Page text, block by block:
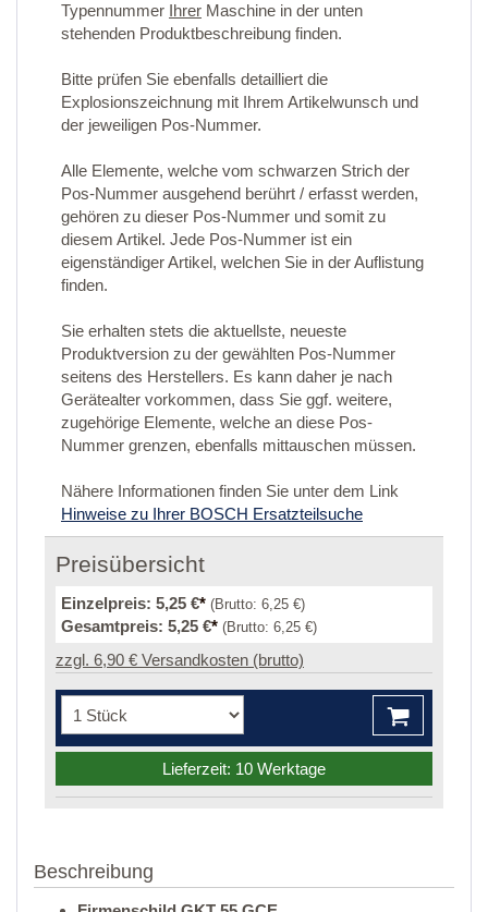
Typennummer Ihrer Maschine in der unten
stehenden Produktbeschreibung finden.
Bitte prüfen Sie ebenfalls detailliert die
Explosionszeichnung mit Ihrem Artikelwunsch und
der jeweiligen Pos-Nummer.
Alle Elemente, welche vom schwarzen Strich der
Pos-Nummer ausgehend berührt / erfasst werden,
gehören zu dieser Pos-Nummer und somit zu
diesem Artikel. Jede Pos-Nummer ist ein
eigenständiger Artikel, welchen Sie in der Auflistung
finden.
Sie erhalten stets die aktuellste, neueste
Produktversion zu der gewählten Pos-Nummer
seitens des Herstellers. Es kann daher je nach
Gerätealter vorkommen, dass Sie ggf. weitere,
zugehörige Elemente, welche an diese Pos-
Nummer grenzen, ebenfalls mittauschen müssen.
Nähere Informationen finden Sie unter dem Link
Hinweise zu Ihrer BOSCH Ersatzteilsuche
Preisübersicht
Einzelpreis: 5,25 €* (Brutto: 6,25 €)
Gesamtpreis: 5,25 €* (Brutto: 6,25 €)
zzgl. 6,90 € Versandkosten (brutto)
Lieferzeit: 10 Werktage
Beschreibung